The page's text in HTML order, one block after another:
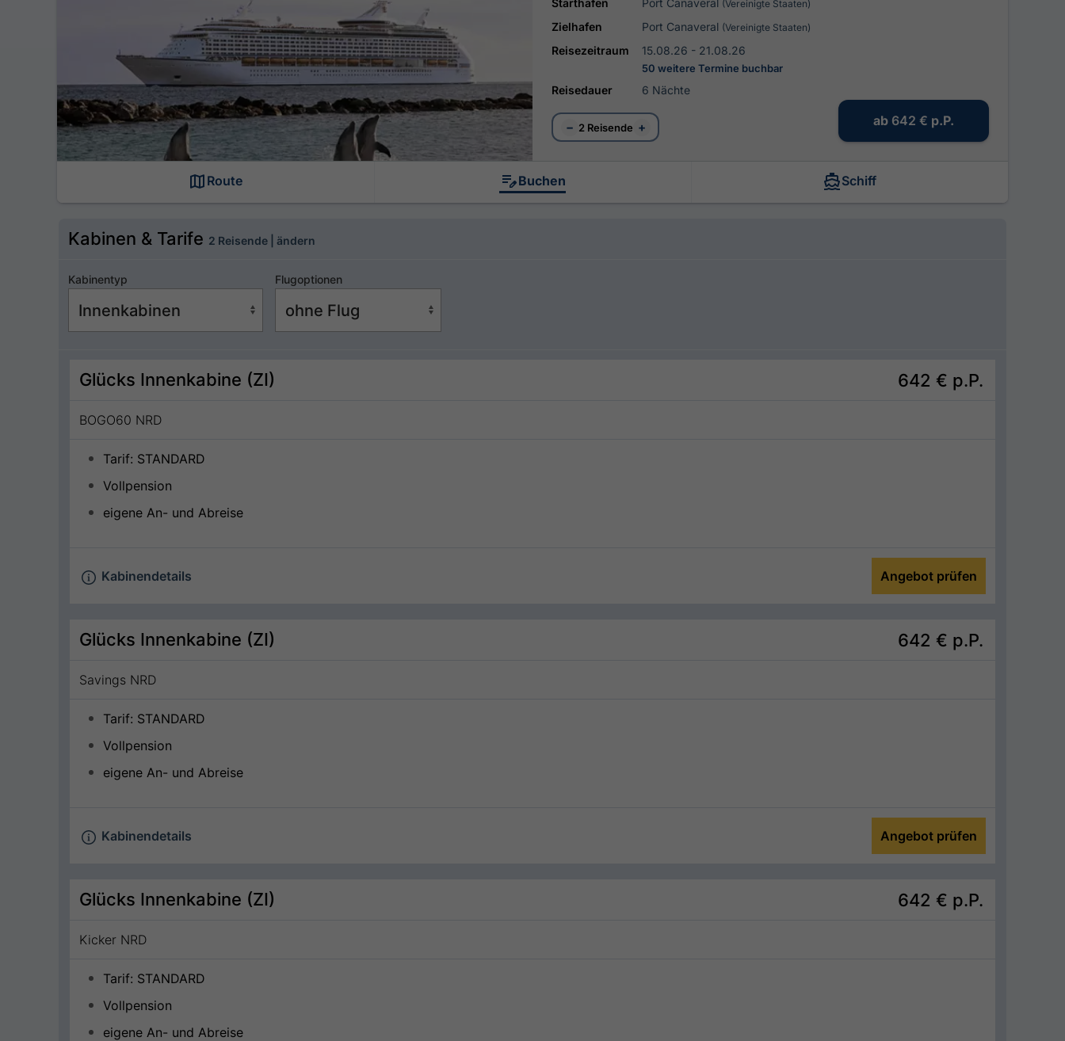
Starthafen
Port Canaveral (Vereinigte Staaten)
Zielhafen Port Canaveral (Vereinigte Staaten)
Reisezeitraum 15.08.26 - 21.08.26
50 weitere Termine buchbar
Reisedauer 6 Nächte
− 2 Reisende + ab 642 € p.P.
Route Buchen Schiff
Kabinen & Tarife 2 Reisende | ändern
Kabinentyp Flugoptionen
Glücks Innenkabine (ZI) 642 € p.P.
BOGO60 NRD
Tarif: STANDARD
Vollpension
eigene An- und Abreise
Kabinendetails Angebot prüfen
Glücks Innenkabine (ZI) 642 € p.P.
Savings NRD
Tarif: STANDARD
Vollpension
eigene An- und Abreise
Kabinendetails Angebot prüfen
Glücks Innenkabine (ZI) 642 € p.P.
Kicker NRD
Tarif: STANDARD
Vollpension
eigene An- und Abreise